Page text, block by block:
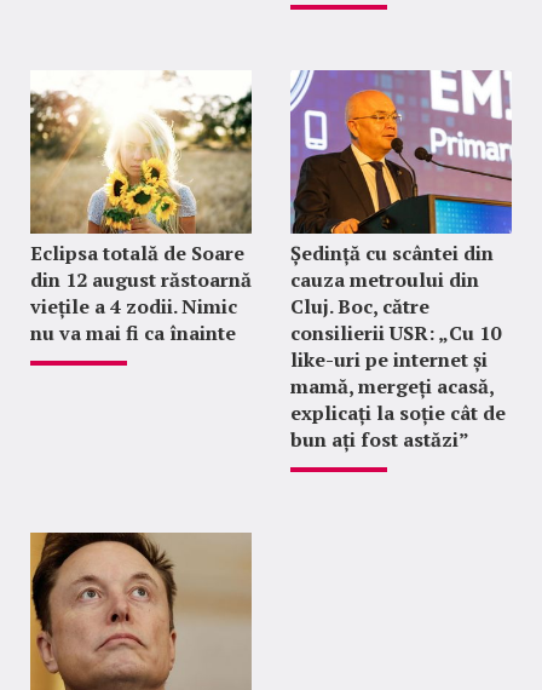
Eclipsa totală de Soare
din 12 august răstoarnă
viețile a 4 zodii. Nimic
nu va mai fi ca înainte
Ședință cu scântei din
cauza metroului din
Cluj. Boc, către
consilierii USR: „Cu 10
like-uri pe internet și
mamă, mergeți acasă,
explicați la soție cât de
bun ați fost astăzi”